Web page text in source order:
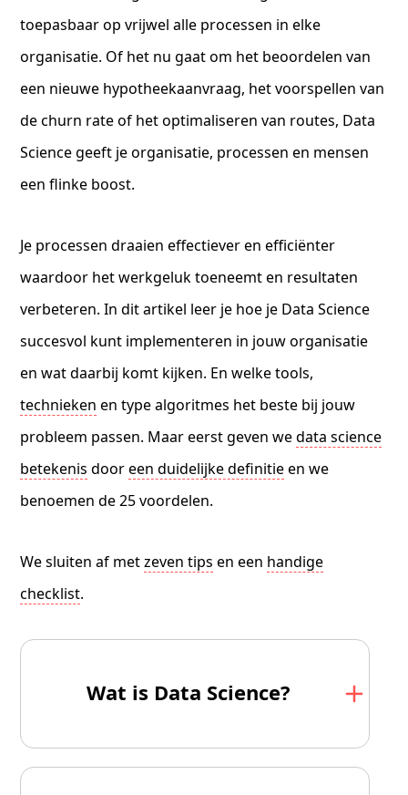
toepasbaar op vrijwel alle processen in elke
organisatie. Of het nu gaat om het beoordelen van
een nieuwe hypotheekaanvraag, het voorspellen van
dechurn rateof het optimaliseren van routes, Data
Science geeft je organisatie, processen en mensen
een flinke boost.
Je processen draaien effectiever en efficiënter
waardoor het werkgeluk toeneemt en resultaten
verbeteren. In dit artikel leer je hoe je Data Science
succesvol kunt implementeren in jouw organisatie
en wat daarbij komt kijken. En welke tools,
technieken en type algoritmes het beste bij jouw
probleem passen. Maar eerst geven wedata science
betekenis dooreen duidelijke definitieen we
benoemen de 25 voordelen.
We sluiten af metzeven tips en een handige
checklist.
Wat is Data Science?